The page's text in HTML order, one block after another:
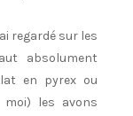
regardé sur les
absolument
en pyrex ou
moi) les avons